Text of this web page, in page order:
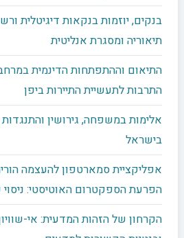
בנקים, יוזמות בנקאות דיגיטלית
תיאוריה ומסגרת אנליטית
התיאום וההתפתחות הדינמית
התרבות לתעשיית התיירות ביפן
אלימות במשפחה, גירושין
בישראל
אפליקציית סמארטפון להעצמה
הפרעת הספקטרום האוטיסטי:
הקרחון של הזהות המדעית: אי-